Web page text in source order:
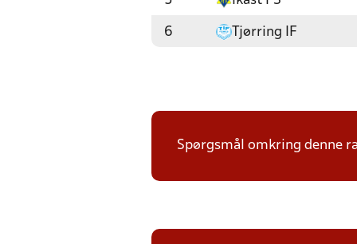
6 Tjørring IF
Spørgsmål omkring denne